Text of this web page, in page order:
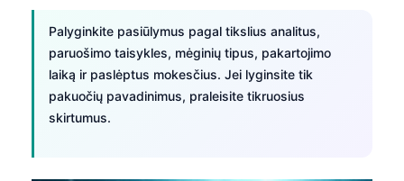
Palyginkite pasiūlymus pagal tikslius analitus,
paruošimo taisykles, mėginių tipus, pakartojimo
laiką ir paslėptus mokesčius. Jei lyginsite tik
pakuočių pavadinimus, praleisite tikruosius
skirtumus.